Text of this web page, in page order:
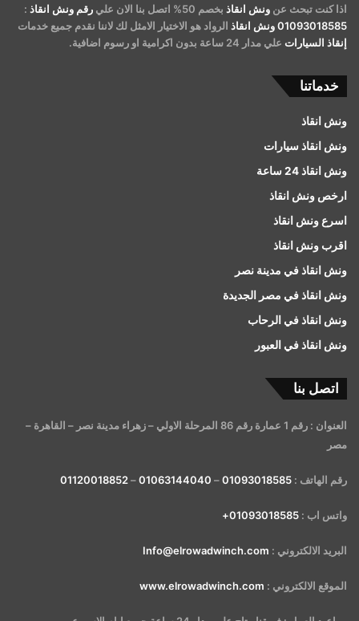
اذا كنت تبحث عن ونش انقاذ بخصم 50% اتصل بنا الان علي رقم ونش انقاذ :
01093018585ونش انقاذ الرواد هو الاختيار الامثل لك لاننا نقدم جميع خدمات
إنقاذ السيارات علي مدار 24 ساعة بدون اكرامية او رسوم اضافية.
خدماتنا
ونش انقاذ
ونش انقاذ سيارات
ونش انقاذ 24 ساعة
ارخص ونش انقاذ
اسرع ونش انقاذ
اقرب ونش انقاذ
ونش انقاذ في مدينة نصر
ونش انقاذ في مصر الجديدة
ونش انقاذ في الرحاب
ونش انقاذ في العبور
اتصل بنا
العنوان : رقم 1 عمارة رقم 86 المرحلة الاولي – زهراء مدينة نصر – القاهرة –
مصر
رقم الهاتف : 01093018585
–
01063144040
–
01120018852
واتس اب : 01093018585+
البريد الالكتروني : Info@elrowadwinch.com
الموقع الالكتروني : www.elrowadwinch.com